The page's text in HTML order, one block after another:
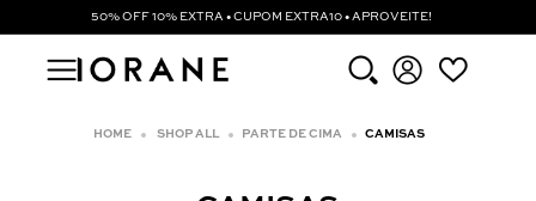
50% OFF 10% EXTRA • CUPOM EXTRA10 • APROVEITE!
SHOP ALL PARTE DE CIMA CAMISAS